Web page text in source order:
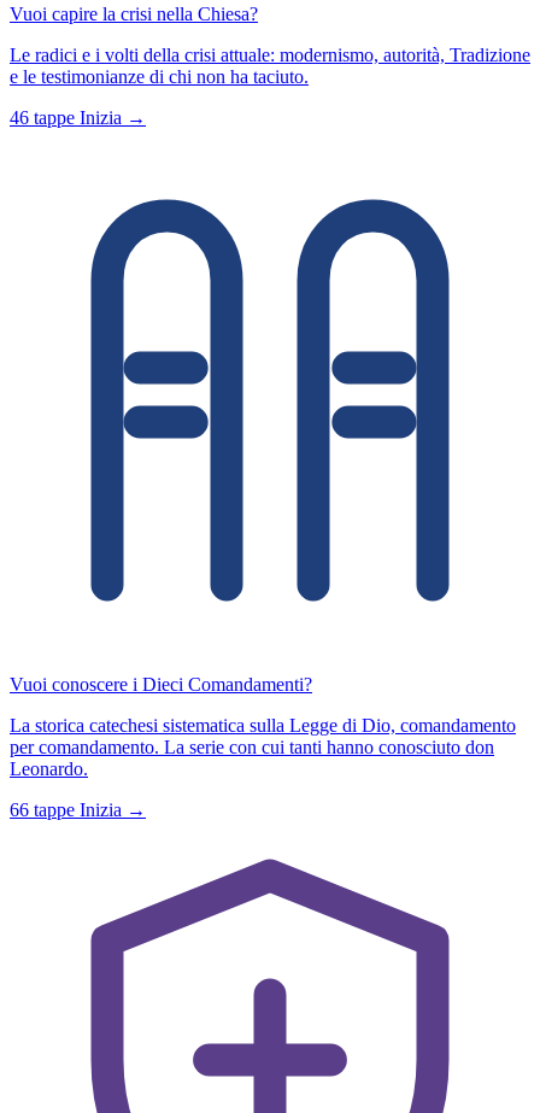
Vuoi capire la crisi nella Chiesa?
Le radici e i volti della crisi attuale: modernismo, autorità, Tradizione
e le testimonianze di chi non ha taciuto.
46 tappe Inizia →
Vuoi conoscere i Dieci Comandamenti?
La storica catechesi sistematica sulla Legge di Dio, comandamento
per comandamento. La serie con cui tanti hanno conosciuto don
Leonardo.
66 tappe Inizia →